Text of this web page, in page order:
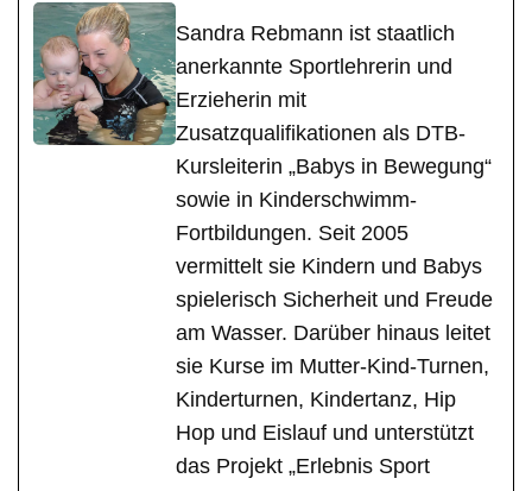
Sandra Rebmann ist staatlich
anerkannte Sportlehrerin und
Erzieherin mit
Zusatzqualifikationen als DTB-
Kursleiterin „Babys in Bewegung“
sowie in Kinderschwimm-
Fortbildungen. Seit 2005
vermittelt sie Kindern und Babys
spielerisch Sicherheit und Freude
am Wasser. Darüber hinaus leitet
sie Kurse im Mutter-Kind-Turnen,
Kinderturnen, Kindertanz, Hip
Hop und Eislauf und unterstützt
das Projekt „Erlebnis Sport